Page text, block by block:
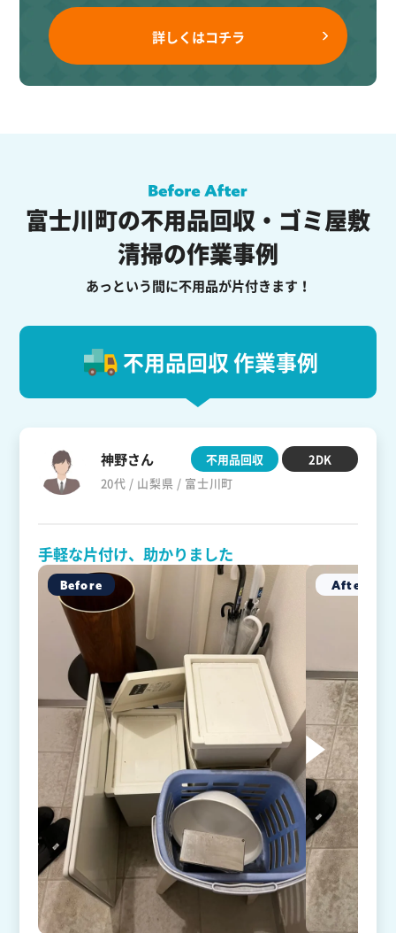
詳しくはコチラ
富士川町の不用品回収・ゴミ屋敷
清掃の作業事例
あっという間に不用品が片付きます！
不用品回収 作業事例
神野さん
20代 / 山梨県 / 富士川町
不用品回収 2DK
手軽な片付け、助かりました